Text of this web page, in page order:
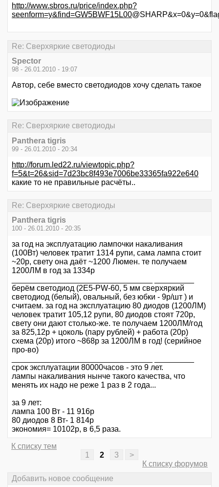
http://www.sbros.ru/price/index.php?
seenform=y&find=GW5BWF15L00
Re: Сверхяркие светодиоды
Spector
98 - 26.01.2010 - 19:07
Автор, себе вместо светодиодов хочу сделать такое
Re: Сверхяркие светодиоды
Panthera tigris
99 - 26.01.2010 - 20:34
http://forum.led22.ru/viewtopic.php?
f=5&t=26&sid=7d23bc8f493e7006be33365fa922e640
какие то не правильные расчёты..
Re: Сверхяркие светодиоды
Panthera tigris
100 - 26.01.2010 - 20:35
за год на эксплуатацию лампочки накаливания
(100Вт) человек тратит 1314 рупи, сама лампа стоит
~20р, свету она даёт ~1200 Люмен. те получаем
1200ЛМ в год за 1334р
берём светодиод (2E5-PW-60, 5 мм сверхяркий
светодиод (белый), овальный, без юбки - 9р/шт ) и
считаем. за год на эксплуатацию 80 диодов (1200ЛМ)
человек тратит 105,12 рупи, 80 диодов стоят 720р,
свету они дают столько-же. те получаем 1200ЛМ/год
за 825,12р + цоколь (пару рублей) + работа (20р)
схема (20р) итого ~868р за 1200ЛМ в год! (серийное
про-во)
срок эксплуатации 80000часов - это 9 лет.
лампы накаливания нынче такого качества, что
менять их надо не реже 1 раз в 2 года...
за 9 лет:
лампа 100 Вт - 11 916р
80 диодов 8 Вт- 1 814р
экономия= 10102р, в 6,5 раза.
К списку тем
1
2 3
>
К списку форумов
Добавить новое сообщение